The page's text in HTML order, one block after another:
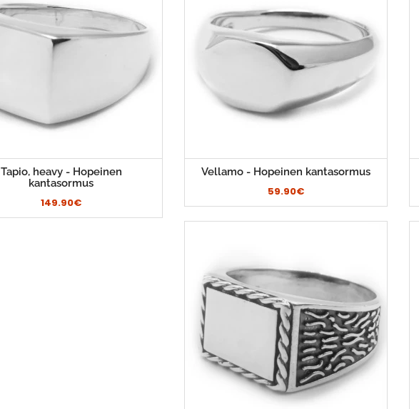
Tapio, heavy - Hopeinen
kantasormus
149.90€
Vellamo - Hopeinen kantasormus
59.90€